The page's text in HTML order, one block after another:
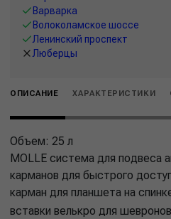
Варварка
Волоколамское шоссе
Ленинский проспект
Люберцы
ОПИСАНИЕ ХАРАКТЕРИСТИКИ
Объем: 25 л
MOLLE система для подвеса
карманов для быстрого
карман для планшета на
вставки велькро для